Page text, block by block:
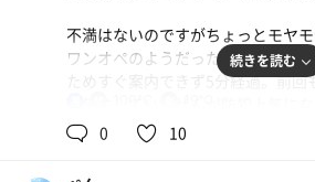
不満はないのですがちょっとモヤ
ワンオペのようだったので入店時
ためすぐ案内できず5分経過。前回
ますが初めて来た人は心配になるか
そしてあとに来た客を先に案内。
仕方ないとは思いますが人によっ
続きを読む
0 10